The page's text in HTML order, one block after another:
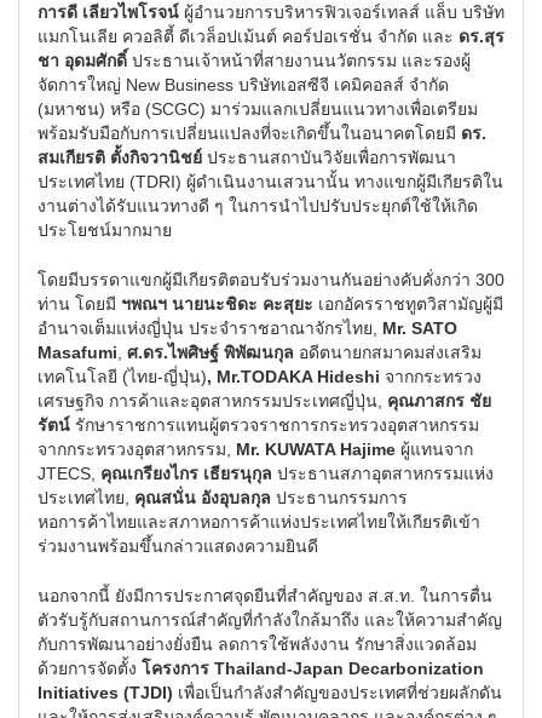
การดี เลียวไพโรจน์ ผู้อำนวยการบริหารฟิวเจอร์เทลส์ แล็บ บริษัท
แมกโนเลีย ควอลิตี้ ดีเวล็อปเม้นต์ คอร์ปอเรชั่น จำกัด และ ดร.สุร
ชา อุดมศักดิ์ ประธานเจ้าหน้าที่สายงานนวัตกรรม และรองผู้
จัดการใหญ่ New Business บริษัทเอสซีจี เคมิคอลส์ จำกัด
(มหาชน) หรือ (SCGC) มาร่วมแลกเปลี่ยนแนวทางเพื่อเตรียม
พร้อมรับมือกับการเปลี่ยนแปลงที่จะเกิดขึ้นในอนาคตโดยมี ดร.
สมเกียรติ ตั้งกิจวานิชย์ ประธานสถาบันวิจัยเพื่อการพัฒนา
ประเทศไทย (TDRI) ผู้ดำเนินงานเสวนานั้น ทางแขกผู้มีเกียรติใน
งานต่างได้รับแนวทางดี ๆ ในการนำไปปรับประยุกต์ใช้ให้เกิด
ประโยชน์มากมาย
โดยมีบรรดาแขกผู้มีเกียรติตอบรับร่วมงานกันอย่างคับคั่งกว่า 300
ท่าน โดยมี ฯพณฯ นายนะชิดะ คะสุยะ เอกอัครราชทูตวิสามัญผู้มี
อำนาจเต็มแห่งญี่ปุ่น ประจำราชอาณาจักรไทย, Mr. SATO
Masafumi, ศ.ดร.ไพศิษฐ์ พิพัฒนกุล อดีตนายกสมาคมส่งเสริม
เทคโนโลยี (ไทย-ญี่ปุ่น), Mr.TODAKA Hideshi จากกระทรวง
เศรษฐกิจ การค้าและอุตสาหกรรมประเทศญี่ปุ่น, คุณภาสกร ชัย
รัตน์ รักษาราชการแทนผู้ตรวจราชการกระทรวงอุตสาหกรรม
จากกระทรวงอุตสาหกรรม, Mr. KUWATA Hajime ผู้แทนจาก
JTECS, คุณเกรียงไกร เธียรนุกุล ประธานสภาอุตสาหกรรมแห่ง
ประเทศไทย, คุณสนั่น อังอุบลกุล ประธานกรรมการ
หอการค้าไทยและสภาหอการค้าแห่งประเทศไทยให้เกียรติเข้า
ร่วมงานพร้อมขึ้นกล่าวแสดงความยินดี
นอกจากนี้ ยังมีการประกาศจุดยืนที่สำคัญของ ส.ส.ท. ในการตื่น
ตัวรับรู้กับสถานการณ์สำคัญที่กำลังใกล้มาถึง และให้ความสำคัญ
กับการพัฒนาอย่างยั่งยืน ลดการใช้พลังงาน รักษาสิ่งแวดล้อม
ด้วยการจัดตั้ง โครงการ Thailand-Japan Decarbonization
Initiatives (TJDI) เพื่อเป็นกำลังสำคัญของประเทศที่ช่วยผลักดัน